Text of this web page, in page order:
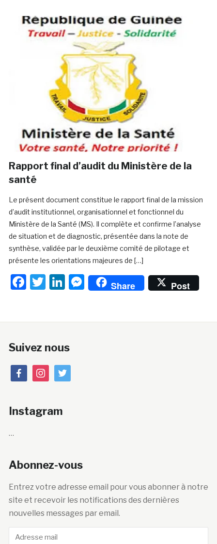
Rapport final d’audit du Ministère de la
santé
Le présent document constitue le rapport final de la mission
d’audit institutionnel, organisationnel et fonctionnel du
Ministère de la Santé (MS). Il complète et confirme l’analyse
de situation et de diagnostic, présentée dans la note de
synthèse, validée par le deuxième comité de pilotage et
présente les orientations majeures de […]
Facebook
Twitter
LinkedIn
Messenger
Share Post
Suivez nous
facebookinstagramtwitter
Instagram
…
Abonnez-vous
Entrez votre adresse email pour vous abonner à notre
site et recevoir les notifications des dernières
nouvelles messages par email.
Adresse